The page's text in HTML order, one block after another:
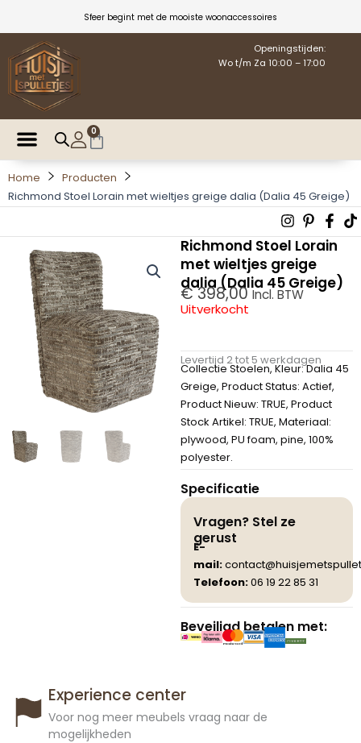
inhoud
Sfeer begint met de mooiste woonaccessoires
Openingstijden:
Wo t/m Za 10:00 – 17:00
0
Winkelwagen
Home
Producten
Richmond Stoel Lorain met wieltjes greige dalia (Dalia 45 Greige)
Instagram
p f
Richmond Stoel Lorain
met wieltjes greige
dalia (Dalia 45 Greige)
€398,00 Incl. BTW
Uitverkocht
Levertijd 2 tot 5 werkdagen
Collectie Stoelen, Kleur: Dalia 45
Greige, Product Status: Actief,
Product Nieuw: TRUE, Product
Stock Artikel: TRUE, Materiaal:
plywood, PU foam, pine, 100%
polyester.
Specificatie
Vragen? Stel ze
gerust
E-
mail:
Telefoon:06 19 22 85 31
Beveiligd betalen met:
Experience center
Voor nog meer meubels vraag naar de
mogelijkheden